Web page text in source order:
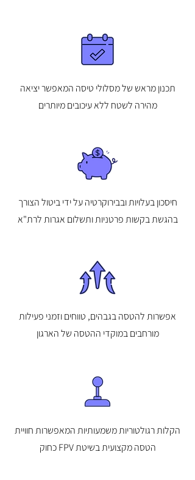
תכנון מראש של מסלולי טיסה המאפשר יציאה
מהירה לשטח ללא עיכובים מיותרים
חיסכון בעלויות ובבירוקרטיה על ידי ביטול הצורך
בהגשת בקשות פרטניות ותשלום אגרות לרת"א
אפשרות להטסה בגבהים, טווחים וזמני פעילות
מורחבים במוקדי ההטסה של הארגון
הקלות רגולטוריות משמעותיות המאפשרות חוויית
הטסה מקצועית בשיטת FPV כחוק